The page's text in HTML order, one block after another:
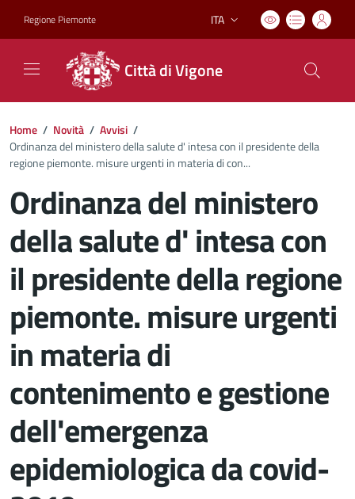
Regione Piemonte Lingua attiva:
ITA
Città di Vigone
Home / Novità / Avvisi /
Ordinanza del ministero della salute d' intesa con il presidente della
regione piemonte. misure urgenti in materia di con...
Ordinanza del ministero
della salute d' intesa con
il presidente della regione
piemonte. misure urgenti
in materia di
contenimento e gestione
dell'emergenza
epidemiologica da covid-